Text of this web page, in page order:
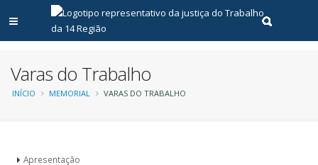
Abrir menu principal
Realizar
Varas do Trabalho
Trilha
navegação
INÍCIO MEMORIAL VARAS DO TRABALHO
Apresentação